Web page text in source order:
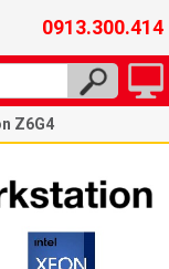
0913.300.414
Z6G4